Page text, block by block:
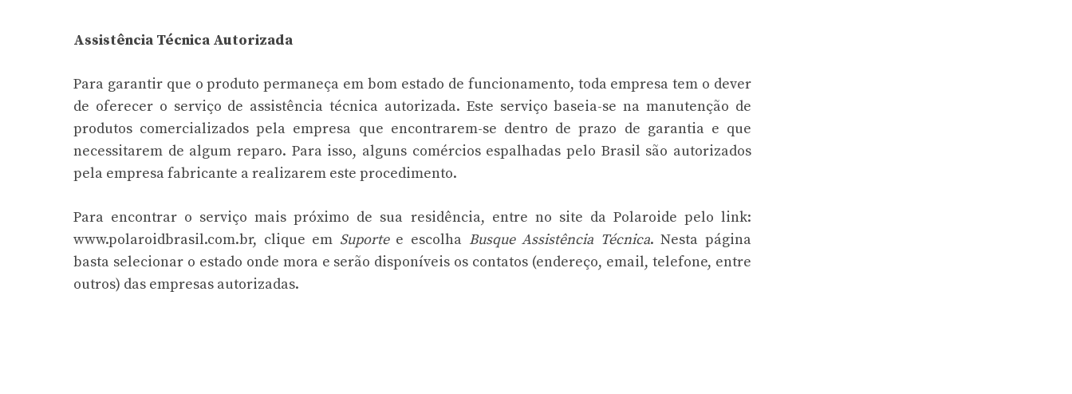
Assistência Técnica Autorizada
Para garantir que o produto permaneça em bom estado de funcionamento, toda empresa tem o dever
de oferecer o serviço de assistência técnica autorizada. Este serviço baseia-se na manutenção de
produtos comercializados pela empresa que encontrarem-se dentro de prazo de garantia e que
necessitarem de algum reparo. Para isso, alguns comércios espalhadas pelo Brasil são autorizados
pela empresa fabricante a realizarem este procedimento.
Para encontrar o serviço mais próximo de sua residência, entre no site da Polaroide pelo link:
www.polaroidbrasil.com.br, clique em Suportee escolha Busque Assistência Técnica. Nesta página
basta selecionar o estado onde mora e serão disponíveis os contatos (endereço, email, telefone, entre
outros) das empresas autorizadas.